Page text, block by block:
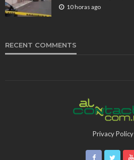
10 horas ago
RECENT COMMENTS
Privacy Policy